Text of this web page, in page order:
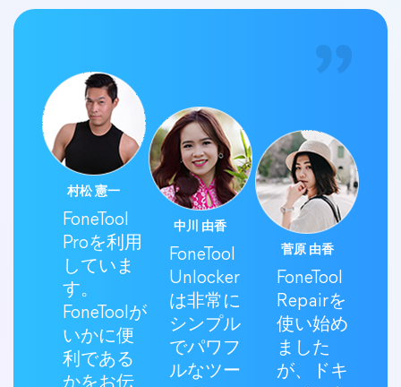
村松 憲一
FoneTool
Proを利用
していま
す。
FoneToolが
いかに便
利である
中川 由香
FoneTool
Unlocker
は非常に
シンプル
でパワフ
ルなツー
菅原 由香
FoneTool
Repairを
使い始め
ました
が、ドキ